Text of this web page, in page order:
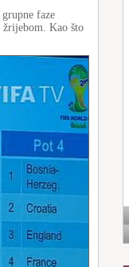
faze
žrijebom. Kao što